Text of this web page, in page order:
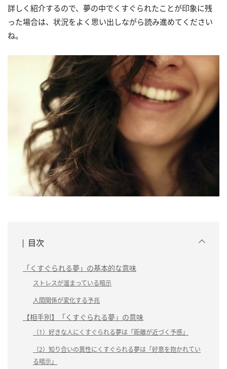
詳しく紹介するので、夢の中でくすぐられたことが印象に残
った場合は、状況をよく思い出しながら読み進めてください
ね。
目次
「くすぐられる夢」の基本的な意味
ストレスが溜まっている暗示
人間関係が変化する予兆
【相手別】「くすぐられる夢」の意味
（1）好きな人にくすぐられる夢は「距離が近づく予感」
（2）知り合いの異性にくすぐられる夢は「好意を抱かれてい
る暗示」